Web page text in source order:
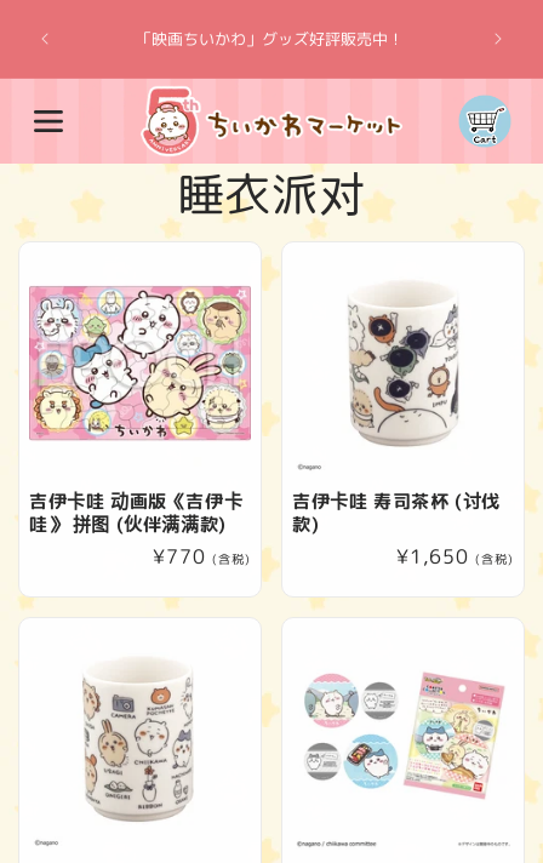
容
「映画ちいかわ」グッズ好評販売中！
购
物
车
收
藏
:
睡衣派对
吉伊卡哇 动画版《吉伊卡
哇》 拼图 (伙伴满满款)
常
价
¥770 (含税)
吉伊卡哇 寿司茶杯 (讨伐
款)
常
¥1,650 (含税)